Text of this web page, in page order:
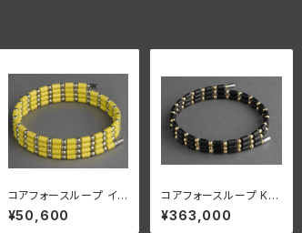
コアフォースループ イ
エロー SUS CFL70
【正規品】
¥50,600
コアフォースループ K18
CFL50【正規品】
¥363,000